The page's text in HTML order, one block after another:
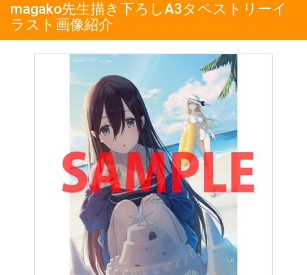
magako先生描き下ろしA3タペストリーイ
ラスト画像紹介